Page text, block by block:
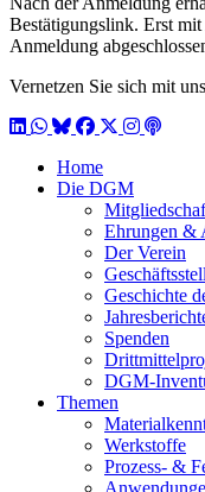
Bestätigungslink. Erst
Anmeldung
Vernetzen Sie sich mit uns
LinkedIn
WhatsApp
BlueSky
Facebook
X / Twitter
Instagram
Podcast
Home
Die DGM
Ehrungen &
Der Verein
Geschichte
Spenden
DGM-
Themen
Werkstoffe
Prozess- &